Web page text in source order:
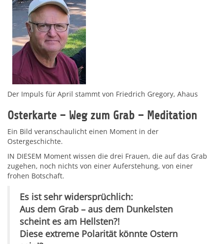
Der Impuls für April stammt von Friedrich Gregory, Ahaus
Osterkarte – Weg zum Grab – Meditation
Ein Bild veranschaulicht einen Moment in der
Ostergeschichte.
IN DIESEM Moment wissen die drei Frauen, die auf das Grab
zugehen, noch nichts von einer Auferstehung, von einer
frohen Botschaft.
Es ist sehr widersprüchlich:
Aus dem Grab – aus dem Dunkelsten
scheint es am Hellsten?!
Diese extreme Polarität könnte Ostern